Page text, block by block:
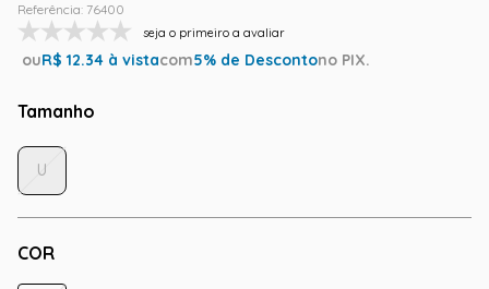
Referência: 76400
seja o primeiro a avaliar
ouR$ 12.34 à vistacom5% de Descontono PIX.
Tamanho
COR
U